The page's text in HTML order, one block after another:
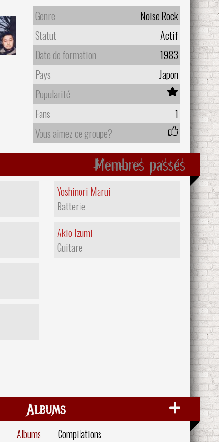
Genre
Noise Rock
Statut
Actif
Date de formation
1983
Pays
Japon
Popularité
Fans
1
Vous aimez ce groupe?
Membres passés
Yoshinori Marui
Batterie
Akio Izumi
Guitare
Albums
Albums Compilations